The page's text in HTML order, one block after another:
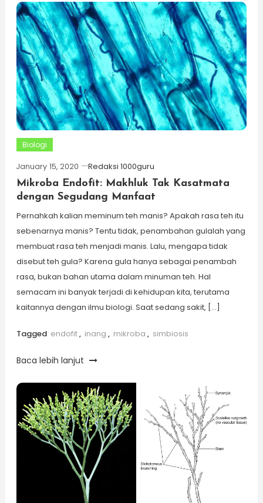
Biologi
January 15, 2020
Redaksi 1000guru
Mikroba Endofit: Makhluk Tak Kasatmata
dengan Segudang Manfaat
Pernahkah kalian meminum teh manis? Apakah rasa teh itu
sebenarnya manis? Tentu tidak, penambahan gulalah yang
membuat rasa teh menjadi manis. Lalu, mengapa tidak
disebut teh gula? Karena gula hanya sebagai penambah
rasa, bukan bahan utama dalam minuman teh. Hal
semacam ini banyak terjadi di kehidupan kita, terutama
kaitannya dengan ilmu biologi. Saat sedang sakit, […]
Tagged endofit, inang , mikroba , simbiosis
Baca lebih lanjut